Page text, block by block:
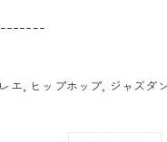
エ ヒップホップ ジャズダ